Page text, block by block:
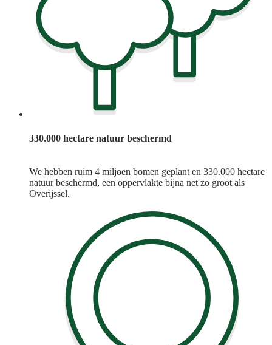
330.000 hectare natuur beschermd
We hebben ruim 4 miljoen bomen geplant en 330.000 hectare
natuur beschermd, een oppervlakte bijna net zo groot als
Overijssel.